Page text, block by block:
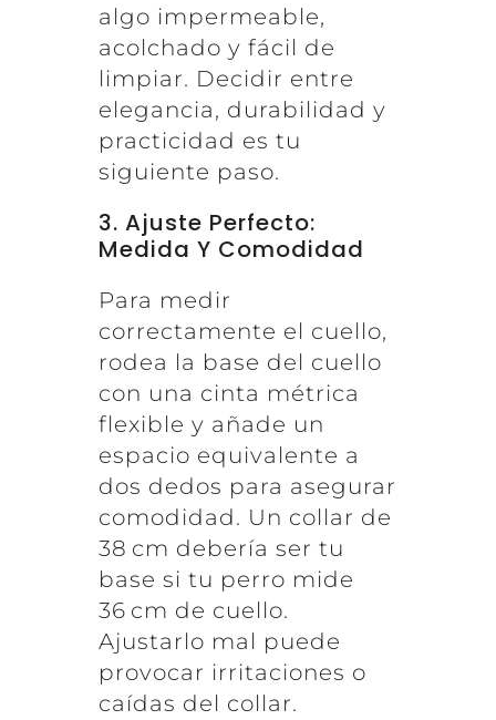
algo impermeable,
acolchado y fácil de
limpiar. Decidir entre
elegancia, durabilidad y
practicidad es tu
siguiente paso.
3. Ajuste Perfecto:
Medida Y Comodidad
Para medir
correctamente el cuello,
rodea la base del cuello
con una cinta métrica
flexible y añade un
espacio equivalente a
dos dedos para asegurar
comodidad. Un collar de
38 cm debería ser tu
base si tu perro mide
36 cm de cuello.
Ajustarlo mal puede
provocar irritaciones o
caídas del collar.